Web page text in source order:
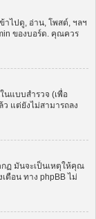
าไปดู, อ่าน, โพสต์, ฯลฯ
ของบอร์ด. คุณควร
นแบบสำรวจ (เพื่อ
แต่ยังไม่สามารถลง
ฏ มันจะเป็นเหตุให้คุณ
อน ทาง phpBB ไม่